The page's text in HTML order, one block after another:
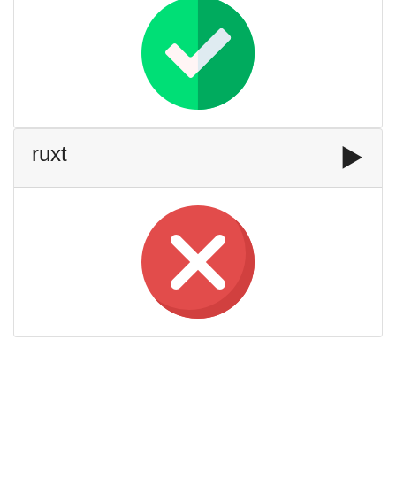
ruxt ▶️